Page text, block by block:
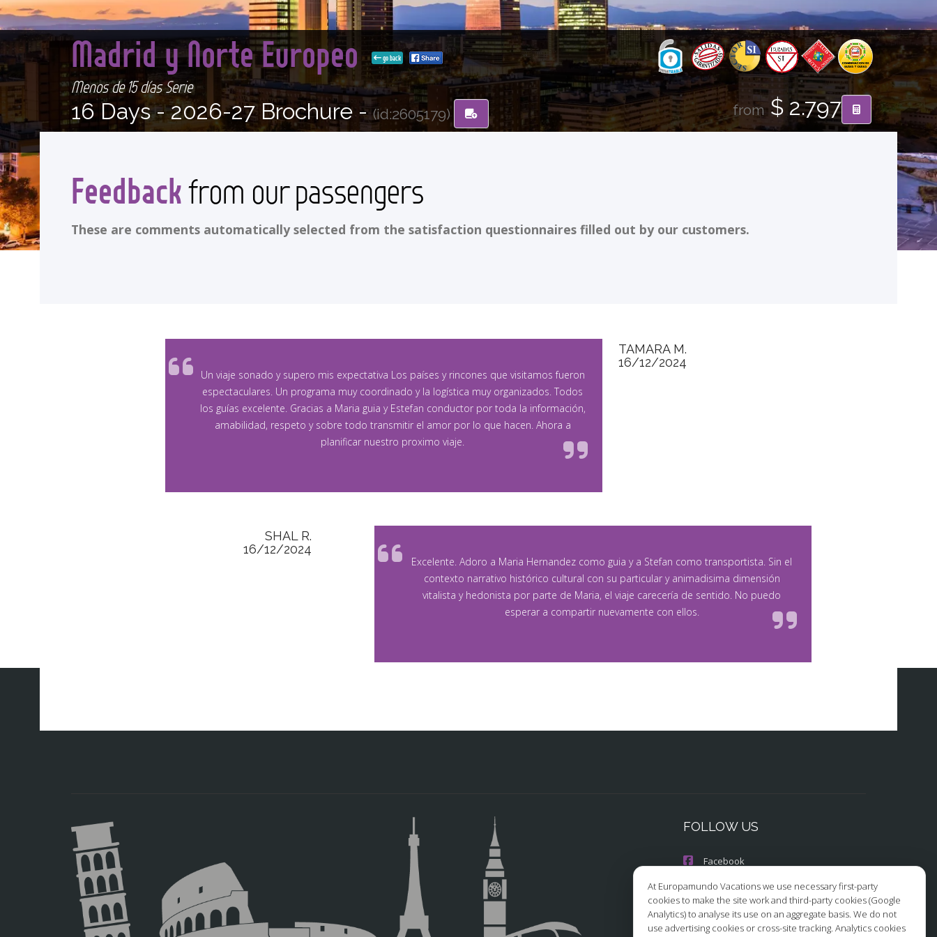
Madrid y Norte Europeo go back
Menos de 15 días Serie
16 Days -2026-27 Brochure -(id:2605179) from$ 2.797
Feedbackfrom our passengers
These are comments automatically selected from the satisfaction questionnaires filled out by our customers.
Un viaje sonado y supero mis expectativa Los países y rincones que visitamos fueron
espectaculares. Un programa muy coordinado y la logística muy organizados. Todos
los guías excelente. Gracias a Maria guia y Estefan conductor por toda la información,
amabilidad, respeto y sobre todo transmitir el amor por lo que hacen. Ahora a
planificar nuestro proximo viaje.
TAMARA M.
16/12/2024
SHAL R.
16/12/2024
Excelente. Adoro a Maria Hernandez como guia y a Stefan como transportista. Sin el
contexto narrativo histórico cultural con su particular y animadisima dimensión
vitalista y hedonista por parte de Maria, el viaje carecería de sentido. No puedo
esperar a compartir nuevamente con ellos.
FOLLOW US
Facebook
Instagram
X/Twitter
At Europamundo Vacations we use necessary first-party
cookies to make the site work and third-party cookies (Google
Analytics) to analyse its use on an aggregate basis. We do not
use advertising cookies or cross-site tracking. Analytics cookies